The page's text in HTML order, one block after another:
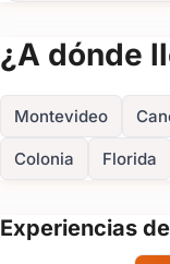
¿A dónde
Montevideo
Colonia Florida
Experiencias